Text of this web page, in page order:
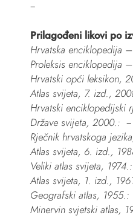
–
Prilagođeni likovi po
Hrvatska enciklopedija
Proleksis enciklopedija
Hrvatski opći leksikon,
Atlas svijeta, 7. izd.,
Hrvatski enciklopedijski
Države svijeta, 2000.: –
Rječnik hrvatskoga
Atlas svijeta, 6. izd.,
Veliki atlas svijeta, 1974.:
Atlas svijeta, 1. izd.,
Geografski atlas, 1955.:
Minervin svjetski atlas,